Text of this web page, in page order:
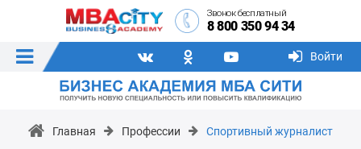
Звонок бесплатный
8 800 350 94 34
Войти
Главная Профессии Спортивный журналист